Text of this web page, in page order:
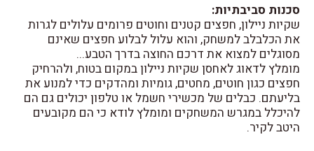
סכנות סביבתיות:
שקיות ניילון, חפצים קטנים וחוטים פרומים עלולים לגרות
את הכלבלב למשחק, והוא עלול לבלוע חפצים שאינם
מסוגלים למצוא את דרכם החוצה בדרך הטבע...
מומלץ לדאוג לאחסן שקיות ניילון במקום בטוח, ולהרחיק
חפצים כגון חוטים, מחטים, גומיות ומהדקים כדי למנוע את
בליעתם. כבלים של מכשירי חשמל או טלפון יכולים גם הם
להיכלל במגרש המשחקים ומומלץ לודא כי הם מקובעים
היטב לקיר.